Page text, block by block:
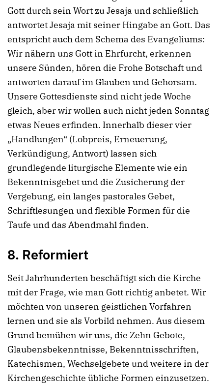
Gott durch sein Wort zu Jesaja und schließlich
antwortet Jesaja mit seiner Hingabe an Gott. Das
entspricht auch dem Schema des Evangeliums:
Wir nähern uns Gott in Ehrfurcht, erkennen
unsere Sünden, hören die Frohe Botschaft und
antworten darauf im Glauben und Gehorsam.
Unsere Gottesdienste sind nicht jede Woche
gleich, aber wir wollen auch nicht jeden Sonntag
etwas Neues erfinden. Innerhalb dieser vier
„Handlungen“ (Lobpreis, Erneuerung,
Verkündigung, Antwort) lassen sich
grundlegende liturgische Elemente wie ein
Bekenntnisgebet und die Zusicherung der
Vergebung, ein langes pastorales Gebet,
Schriftlesungen und flexible Formen für die
Taufe und das Abendmahl finden.
8. Reformiert
Seit Jahrhunderten beschäftigt sich die Kirche
mit der Frage, wie man Gott richtig anbetet. Wir
möchten von unseren geistlichen Vorfahren
lernen und sie als Vorbild nehmen. Aus diesem
Grund bemühen wir uns, die Zehn Gebote,
Glaubensbekenntnisse, Bekenntnisschriften,
Katechismen, Wechselgebete und weitere in der
Kirchengeschichte übliche Formen einzusetzen.